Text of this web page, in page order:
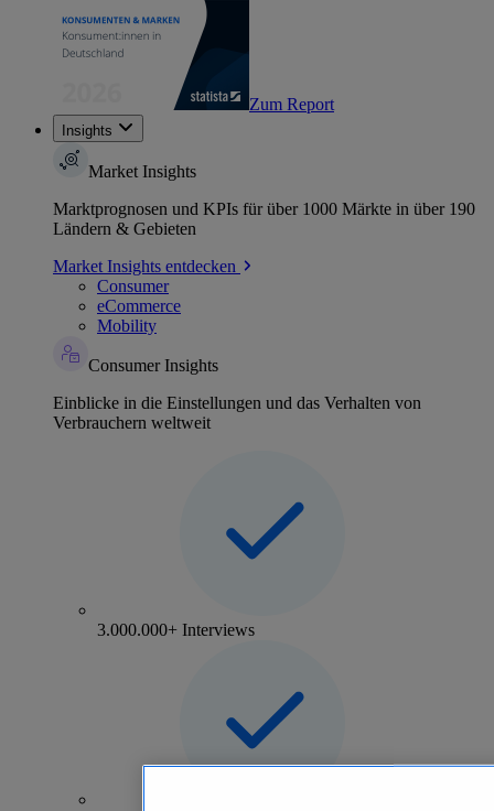
Zum Report
Insights
Market Insights
Marktprognosen und KPIs für über 1000 Märkte in über 190
Ländern & Gebieten
Market Insights entdecken
Consumer
eCommerce
Mobility
Consumer Insights
Einblicke in die Einstellungen und das Verhalten von
Verbrauchern weltweit
3.000.000+ Interviews